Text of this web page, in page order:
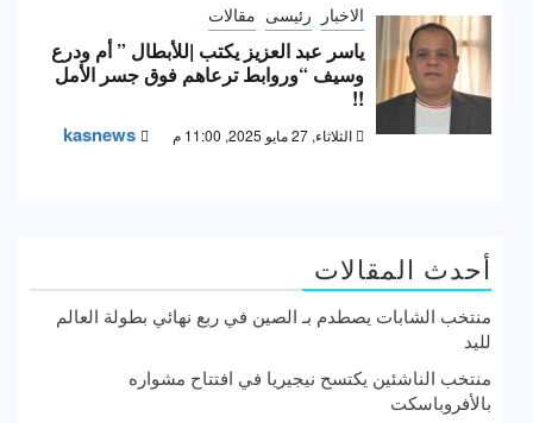
الاخبار رئيسى مقالات
ياسر عبد العزيز يكتب |للأبطال ” أم ودرع
وسيف “وروابط ترعاهم فوق جسر الأمل
!!
الثلاثاء, 27 مايو 2025, 11:00 م kasnews
أحدث المقالات
منتخب الشابات يصطدم بـ الصين في ربع نهائي بطولة العالم
لليد
منتخب الناشئين يكتسح نيجيريا في افتتاح مشواره
بالأفروباسكت